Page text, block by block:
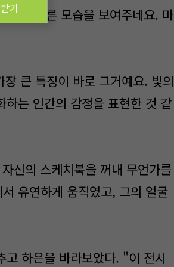
히 다른 모습을 보여주네요. 마
큰 특징이 바로 그거예요. 빛의
는 인간의 감정을 표현한 것 같
신의 스케치북을 꺼내 무언가를
유연하게 움직였고, 그의 얼굴
하은을 바라보았다. "이 전시
기